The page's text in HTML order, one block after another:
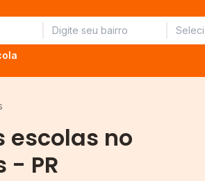
escolas no
- PR